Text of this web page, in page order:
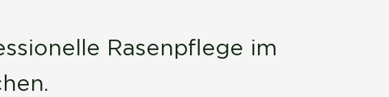
Rasenpflege im